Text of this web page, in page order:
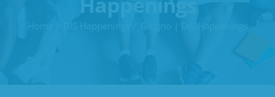
Home DIS Happenings Giugno | DIS Happenings